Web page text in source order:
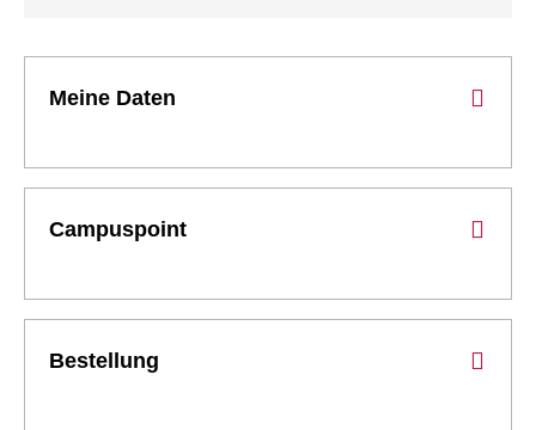
Meine Daten
Campuspoint
Bestellung